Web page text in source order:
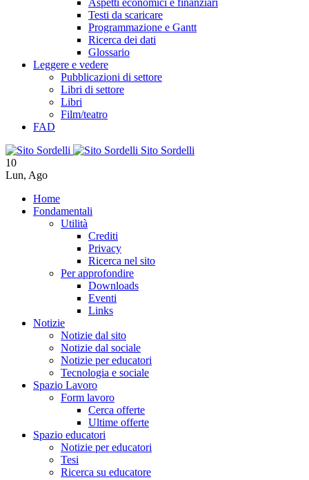
Testi da scaricare
Programmazione e Gantt
Ricerca dei dati
Glossario
Leggere e vedere
Pubblicazioni di settore
Libri di settore
Libri
Film/teatro
FAD
Sito Sordelli
10
Lun, Ago
Home
Fondamentali
Utilità
Crediti
Privacy
Ricerca nel sito
Per approfondire
Downloads
Eventi
Links
Notizie
Notizie dal sito
Notizie dal sociale
Notizie per educatori
Tecnologia e sociale
Spazio Lavoro
Form lavoro
Cerca offerte
Ultime offerte
Spazio educatori
Notizie per educatori
Tesi
Ricerca su educatore